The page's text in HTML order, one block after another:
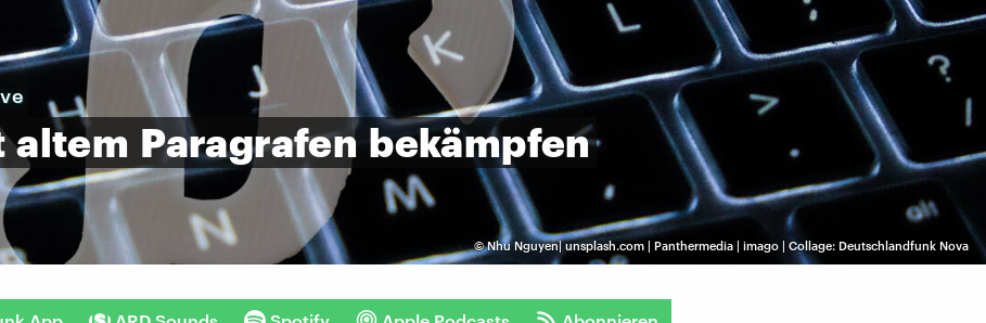
©Nhu Nguyen| unsplash.com | Panthermedia | imago | Collage: Deutschlandfunk Nova
altem Paragrafen bekämpfen